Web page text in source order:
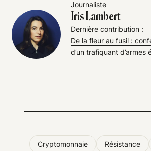
Journaliste
Iris Lambert
Dernière contribution :
De la fleur au fusil :
d’un trafiquant d’armes
Cryptomonnaie Résistance